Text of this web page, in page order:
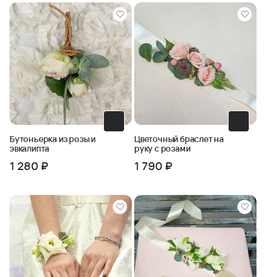
Бутоньерка из розы и
эвкалипта
1 280 ₽
Цветочный браслет на
руку с розами
1 790 ₽